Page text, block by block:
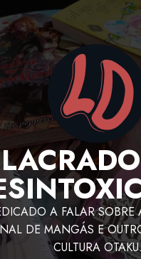
A FALAR SOBRE
DE MANGÁS E
CULTURA